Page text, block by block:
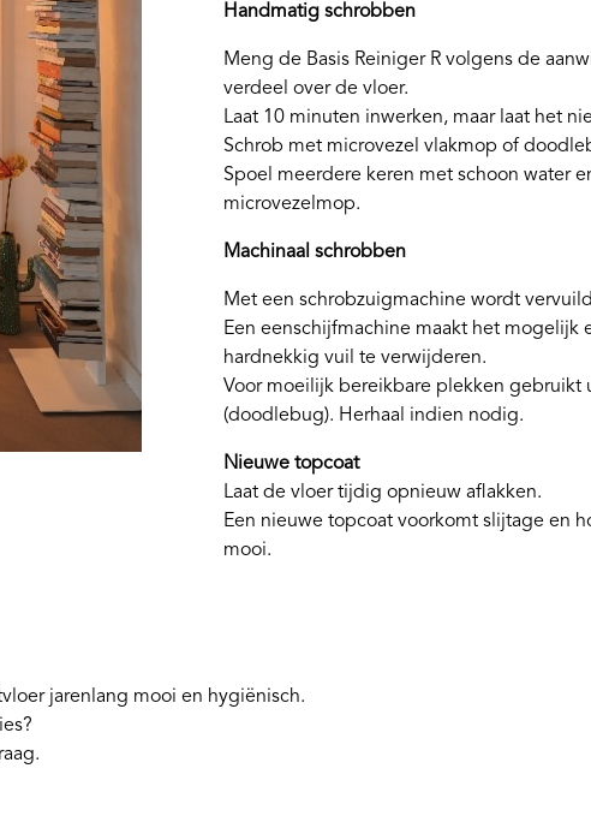
Handmatig schrobben
Meng de Basis Reiniger R volgens de
verdeel over de vloer.
Laat 10 minuten inwerken, maar laat het
Schrob met microvezel vlakmop of
Spoel meerdere keren met schoon water
microvezelmop.
Machinaal schrobben
Met een schrobzuigmachine wordt
Een eenschijfmachine maakt het mogelijk
hardnekkig vuil te verwijderen.
Voor moeilijk bereikbare plekken gebruikt
(doodlebug). Herhaal indien nodig.
Nieuwe topcoat
Laat de vloer tijdig opnieuw aflakken.
Een nieuwe topcoat voorkomt slijtage en
mooi.
jarenlang mooi en hygiënisch.